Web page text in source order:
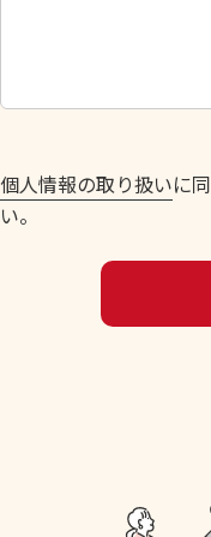
だ
い
。
個人情報の取り扱いに
い。